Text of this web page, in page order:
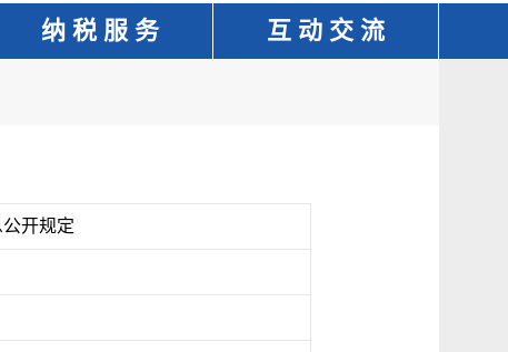
纳 税 服 务 互 动 交 流
开规定